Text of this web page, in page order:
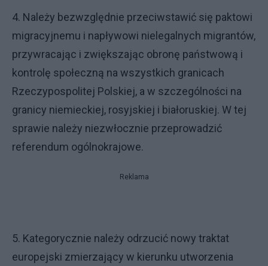
4. Należy bezwzględnie przeciwstawić się paktowi
migracyjnemu i napływowi nielegalnych migrantów,
przywracając i zwiększając obronę państwową i
kontrolę społeczną na wszystkich granicach
Rzeczypospolitej Polskiej, a w szczególności na
granicy niemieckiej, rosyjskiej i białoruskiej. W tej
sprawie należy niezwłocznie przeprowadzić
referendum ogólnokrajowe.
Reklama
5. Kategorycznie należy odrzucić nowy traktat
europejski zmierzający w kierunku utworzenia